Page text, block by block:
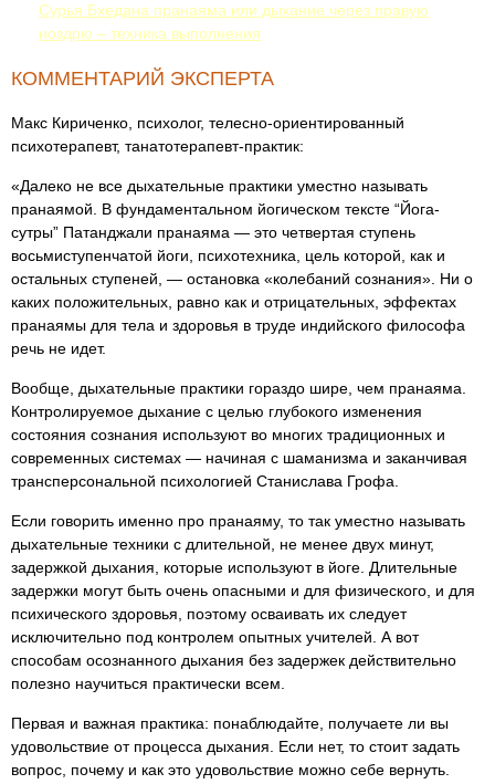
Сурья Бхедана пранаяма или дыхание через правую
ноздрю – техника выполнения
КОММЕНТАРИЙ ЭКСПЕРТА
Макс Кириченко, психолог, телесно-ориентированный
психотерапевт, танатотерапевт-практик:
«Далеко не все дыхательные практики уместно называть
пранаямой. В фундаментальном йогическом тексте “Йога-
сутры” Патанджали пранаяма — это четвертая ступень
восьмиступенчатой йоги, психотехника, цель которой, как и
остальных ступеней, — остановка «колебаний сознания». Ни о
каких положительных, равно как и отрицательных, эффектах
пранаямы для тела и здоровья в труде индийского философа
речь не идет.
Вообще, дыхательные практики гораздо шире, чем пранаяма.
Контролируемое дыхание с целью глубокого изменения
состояния сознания используют во многих традиционных и
современных системах — начиная с шаманизма и заканчивая
трансперсональной психологией Станислава Грофа.
Если говорить именно про пранаяму, то так уместно называть
дыхательные техники с длительной, не менее двух минут,
задержкой дыхания, которые используют в йоге. Длительные
задержки могут быть очень опасными и для физического, и для
психического здоровья, поэтому осваивать их следует
исключительно под контролем опытных учителей. А вот
способам осознанного дыхания без задержек действительно
полезно научиться практически всем.
Первая и важная практика: понаблюдайте, получаете ли вы
удовольствие от процесса дыхания. Если нет, то стоит задать
вопрос, почему и как это удовольствие можно себе вернуть.